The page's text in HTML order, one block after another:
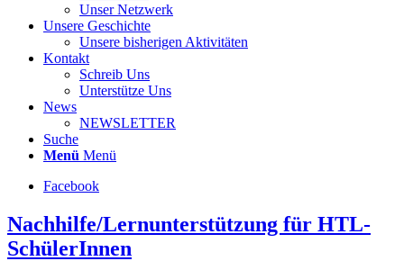
Unser Netzwerk
Unsere Geschichte
Unsere bisherigen Aktivitäten
Kontakt
Schreib Uns
Unterstütze Uns
News
NEWSLETTER
Suche
Menü Menü
Facebook
Nachhilfe/Lernunterstützung für HTL-
SchülerInnen